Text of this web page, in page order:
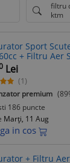
filtru
ktm
Sport
+ Filtru Aer
Lei
(1)
premium
186 puncte
Marți, 11 Aug
in cos
+ Filtru